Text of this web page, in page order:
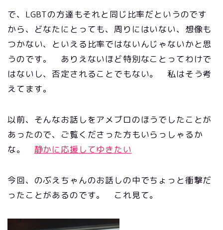
で、LGBTの方達もそれと同じ比率だというのです
から、どなたにとっても、周りにはいない、想像も
つかない、といえる比率ではないんじゃないかと思
うのです。 ありえないほど特別なことってわけで
はないし、否定されることでもない。 私はそう考
えてます。
以前、そんなお話しをアメブロのほうでしたことが
あったので、ご覧くださった方もいらっしゃるか
な。 静かに応援してゆきたい
今回、のぶえちゃんのお話しの中でちょっと衝撃だ
ったことがあるのです。 これ見て。